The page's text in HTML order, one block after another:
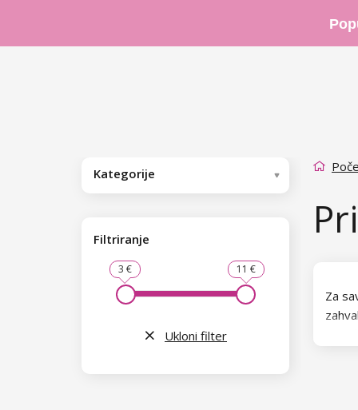
Kategorije
Filtriranje
3 € 11 €
Ukloni filter
Za